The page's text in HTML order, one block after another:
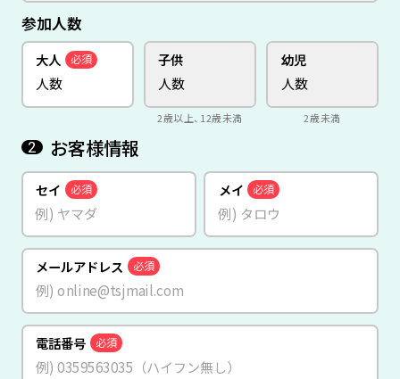
参加人数
大人 必須 子供
2歳以上、12歳未満
幼児
2歳未満
2 お客様情報
セイ 必須 メイ 必須
メールアドレス 必須
電話番号 必須